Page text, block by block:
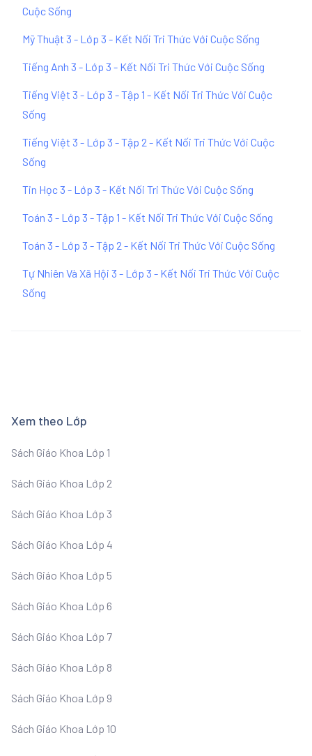
Cuộc Sống
Mỹ Thuật 3 - Lớp 3 - Kết Nối Tri Thức Với Cuộc Sống
Tiếng Anh 3 - Lớp 3 - Kết Nối Tri Thức Với Cuộc Sống
Tiếng Việt 3 - Lớp 3 - Tập 1 - Kết Nối Tri Thức Với Cuộc
Sống
Tiếng Việt 3 - Lớp 3 - Tập 2 - Kết Nối Tri Thức Với Cuộc
Sống
Tin Học 3 - Lớp 3 - Kết Nối Tri Thức Với Cuộc Sống
Toán 3 - Lớp 3 - Tập 1 - Kết Nối Tri Thức Với Cuộc Sống
Toán 3 - Lớp 3 - Tập 2 - Kết Nối Tri Thức Với Cuộc Sống
Tự Nhiên Và Xã Hội 3 - Lớp 3 - Kết Nối Tri Thức Với Cuộc
Sống
Xem theo Lớp
Sách Giáo Khoa Lớp 1
Sách Giáo Khoa Lớp 2
Sách Giáo Khoa Lớp 3
Sách Giáo Khoa Lớp 4
Sách Giáo Khoa Lớp 5
Sách Giáo Khoa Lớp 6
Sách Giáo Khoa Lớp 7
Sách Giáo Khoa Lớp 8
Sách Giáo Khoa Lớp 9
Sách Giáo Khoa Lớp 10